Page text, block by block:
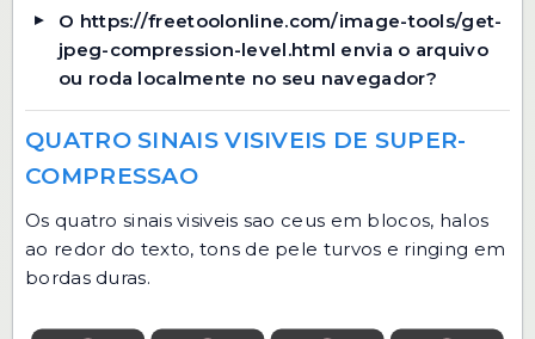
O https://freetoolonline.com/image-tools/get-
jpeg-compression-level.html envia o arquivo
ou roda localmente no seu navegador?
QUATRO SINAIS VISIVEIS DE SUPER-
COMPRESSAO
Os quatro sinais visiveis sao ceus em blocos, halos
ao redor do texto, tons de pele turvos e ringing em
bordas duras.